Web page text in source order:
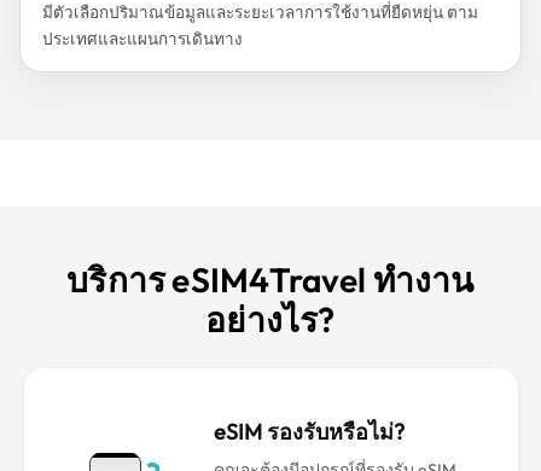
มีตัวเลือกปริมาณข้อมูลและระยะเวลาการใช้งานที่ยืดหยุ่น ตาม
ประเทศและแผนการเดินทาง
บริการ eSIM4Travel ทำงาน
อย่างไร?
eSIM รองรับหรือไม่?